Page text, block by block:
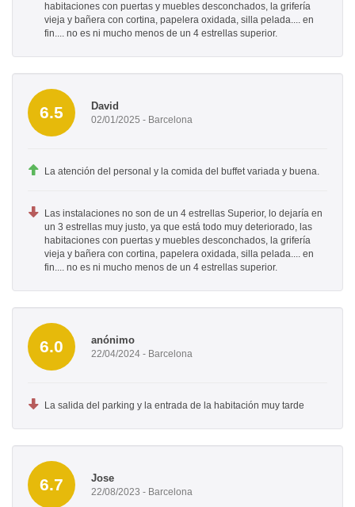
habitaciones con puertas y muebles desconchados, la grifería
vieja y bañera con cortina, papelera oxidada, silla pelada.... en
fin.... no es ni mucho menos de un 4 estrellas superior.
6.5 David
02/01/2025 - Barcelona
La atención del personal y la comida del buffet variada y buena.
Las instalaciones no son de un 4 estrellas Superior, lo dejaría en
un 3 estrellas muy justo, ya que está todo muy deteriorado, las
habitaciones con puertas y muebles desconchados, la grifería
vieja y bañera con cortina, papelera oxidada, silla pelada.... en
fin.... no es ni mucho menos de un 4 estrellas superior.
6.0 anónimo
22/04/2024 - Barcelona
La salida del parking y la entrada de la habitación muy tarde
6.7 Jose
22/08/2023 - Barcelona